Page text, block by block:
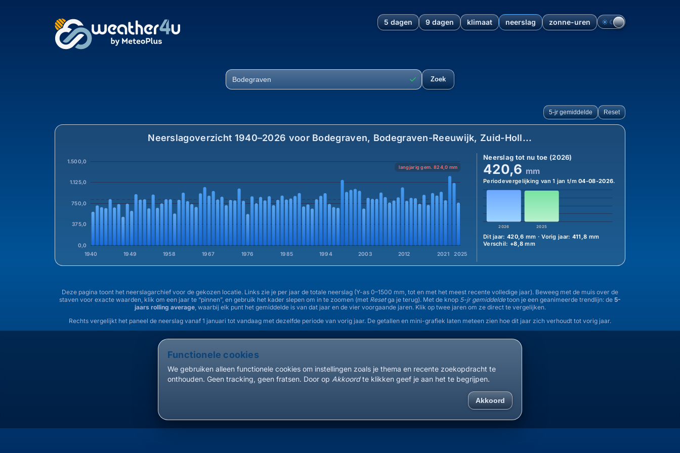
5 dagen 9 dagen klimaat neerslag zonne-uren ☀︎ ☾
Neerslag in Bodegraven, Bodegraven-Reeuwijk, Zuid-Holland, Nederland:
✓ Zoek
5-jr gemiddelde Reset
Neerslagoverzicht 1940–2026 voor Bodegraven, Bodegraven-Reeuwijk, Zuid-Holl...
0,0
375,0
750,0
1.125,0
1.500,0
1940 1949 1958 1967 1976 1985 1994 2003 2012 2021 2025
langjarig gem. 824,0 mm
Neerslag tot nu toe (2026)
420,6 mm
Periodevergelijking van 1 jan t/m04-08-2026.
2026 2025
Dit jaar: 420,6 mm · Vorig jaar: 411,8 mm
Verschil: +8,8 mm
Deze pagina toont het neerslagarchief voor de gekozen locatie. Links zie je per jaar de totale neerslag (Y-as 0–1500 mm, tot en met het meest recente volledige jaar). Beweeg met de muis over de
staven voor exacte waarden, klik om een jaar te “pinnen”, en gebruik het kader slepen om in te zoomen (met Resetga je terug). Met de knop 5-jr gemiddeldetoon je een geanimeerde trendlijn: de 5-
jaars rolling average, waarbij elk punt het gemiddelde is van dat jaar en de vier voorgaande jaren. Klik op twee jaren om ze direct te vergelijken.
Rechts vergelijkt het paneel de neerslag vanaf 1 januari tot vandaag met dezelfde periode van vorig jaar. De getallen en mini-grafiek laten meteen zien hoe dit jaar zich verhoudt tot vorig jaar.
Functionele cookies
We gebruiken alleen functionele cookies om instellingen zoals je thema en recente zoekopdracht te
onthouden. Geen tracking, geen fratsen. Door op Akkoordte klikken geef je aan het te begrijpen.
Akkoord